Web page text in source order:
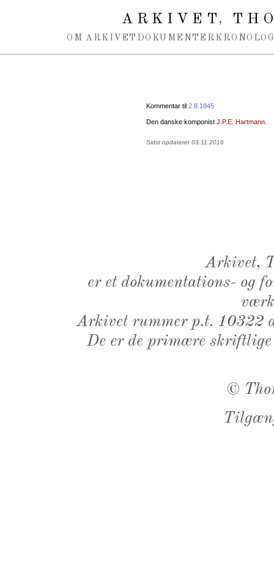
ARKIVET,
OM ARKIVET DOKUMENTER
Kommentar til 2.8.1845
Den danske komponist J.P.E. Hartmann
Sidst opdateret 03.11.2016
Arkivet,
er et dokumentations- og
Arkivet rummer p.t. 10322
De er de primære
©